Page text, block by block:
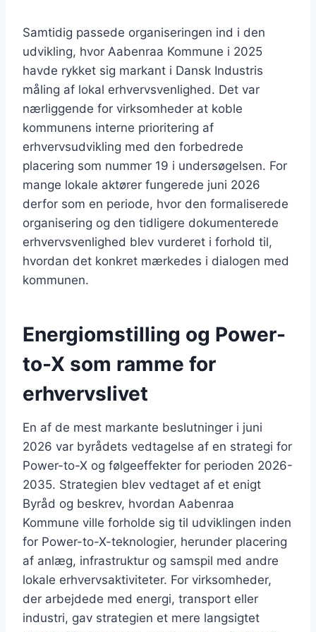
Samtidig passede organiseringen ind i den
udvikling, hvor Aabenraa Kommune i 2025
havde rykket sig markant i Dansk Industris
måling af lokal erhvervsvenlighed. Det var
nærliggende for virksomheder at koble
kommunens interne prioritering af
erhvervsudvikling med den forbedrede
placering som nummer 19 i undersøgelsen. For
mange lokale aktører fungerede juni 2026
derfor som en periode, hvor den formaliserede
organisering og den tidligere dokumenterede
erhvervsvenlighed blev vurderet i forhold til,
hvordan det konkret mærkedes i dialogen med
kommunen.
Energiomstilling og Power-
to-X som ramme for
erhvervslivet
En af de mest markante beslutninger i juni
2026 var byrådets vedtagelse af en strategi for
Power-to-X og følgeeffekter for perioden 2026-
2035. Strategien blev vedtaget af et enigt
Byråd og beskrev, hvordan Aabenraa
Kommune ville forholde sig til udviklingen inden
for Power-to-X-teknologier, herunder placering
af anlæg, infrastruktur og samspil med andre
lokale erhvervsaktiviteter. For virksomheder,
der arbejdede med energi, transport eller
industri, gav strategien et mere langsigtet